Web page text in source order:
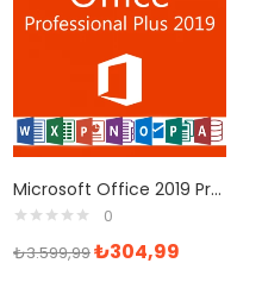
Microsoft Office 2019 Professional Plus Kurumsal Dijital Lisans Ofis Yazılımı
0
₺3.599,99₺304,99